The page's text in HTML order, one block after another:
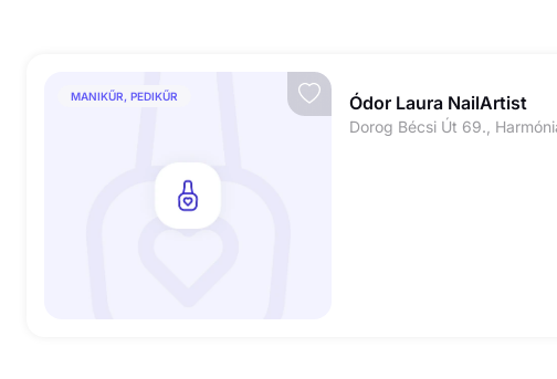
MANIKŰR, PEDIKŰR Ódor Laura NailArtist
Dorog Bécsi Út 69.,